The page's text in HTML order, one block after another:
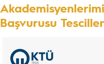
Başvurusu